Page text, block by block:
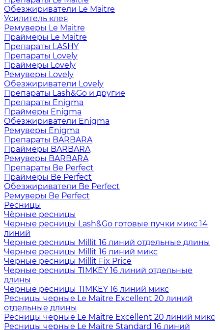
Обезжириватели Le Maitre
Усилитель клея
Ремуверы Le Maitre
Праймеры Le Maitre
Препараты LASHY
Препараты Lovely
Праймеры Lovely
Ремуверы Lovely
Обезжириватели Lovely
Препараты Lash&Go и другие
Препараты Enigma
Праймеры Enigma
Обезжириватели Enigma
Ремуверы Enigma
Препараты BARBARA
Праймеры BARBARA
Ремуверы BARBARA
Препараты Be Perfect
Праймеры Be Perfect
Обезжириватели Be Perfect
Ремуверы Be Perfect
Ресницы
Чёрные ресницы
Черные ресницы Lash&Go готовые пучки микс 14
линий
Черные ресницы Millit 16 линий отдельные длины
Черные ресницы Millit 16 линий микс
Черные ресницы Millit Fix Price
Черные ресницы TIMKEY 16 линий отдельные
длины
Черные ресницы TIMKEY 16 линий микс
Ресницы черные Le Maitre Excellent 20 линий
отдельные длины
Ресницы черные Le Maitre Excellent 20 линий микс
Ресницы черные Le Maitre Standard 16 линий